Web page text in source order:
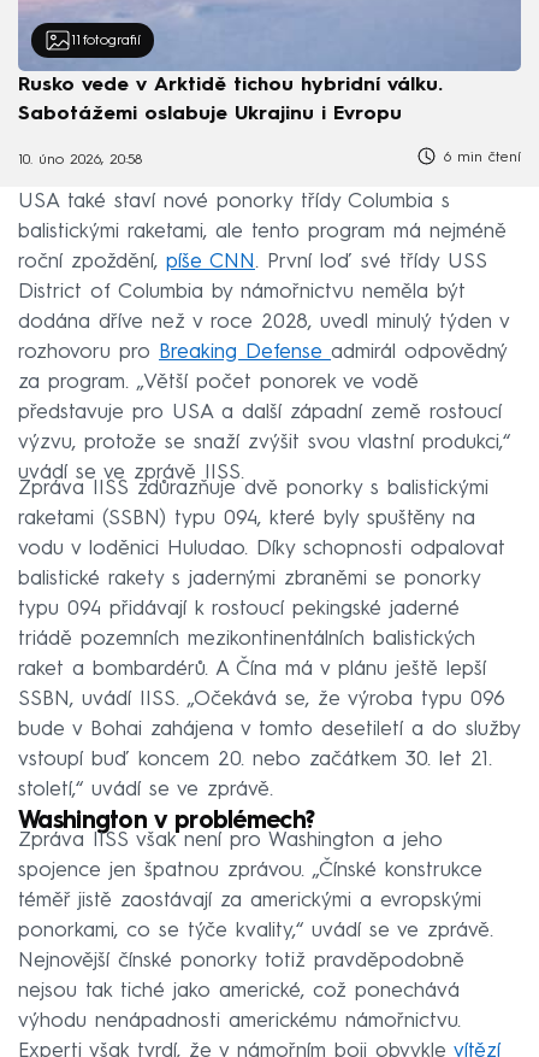
11 fotografií
Rusko vede v Arktidě tichou hybridní válku.
Sabotážemi oslabuje Ukrajinu i Evropu
10. úno 2026, 20:58 6 min čtení
USA také staví nové ponorky třídy Columbia s
balistickými raketami, ale tento program má nejméně
roční zpoždění, píše CNN. První loď své třídy USS
District of Columbia by námořnictvu neměla být
dodána dříve než v roce 2028, uvedl minulý týden v
rozhovoru pro
Breaking Defense admirál odpovědný
za program. „Větší počet ponorek ve vodě
představuje pro USA a další západní země rostoucí
výzvu, protože se snaží zvýšit svou vlastní produkci,“
uvádí se ve zprávě IISS.
Zpráva IISS zdůrazňuje dvě ponorky s balistickými
raketami (SSBN) typu 094, které byly spuštěny na
vodu v loděnici Huludao. Díky schopnosti odpalovat
balistické rakety s jadernými zbraněmi se ponorky
typu 094 přidávají k rostoucí pekingské jaderné
triádě pozemních mezikontinentálních balistických
raket a bombardérů. A Čína má v plánu ještě lepší
SSBN, uvádí IISS. „Očekává se, že výroba typu 096
bude v Bohai zahájena v tomto desetiletí a do služby
vstoupí buď koncem 20. nebo začátkem 30. let 21.
století,“ uvádí se ve zprávě.
Washington v problémech?
Zpráva IISS však není pro Washington a jeho
spojence jen špatnou zprávou. „Čínské konstrukce
téměř jistě zaostávají za americkými a evropskými
ponorkami, co se týče kvality,“ uvádí se ve zprávě.
Nejnovější čínské ponorky totiž pravděpodobně
nejsou tak tiché jako americké, což ponechává
výhodu nenápadnosti americkému námořnictvu.
Experti však tvrdí, že v námořním boji obvykle vítězí